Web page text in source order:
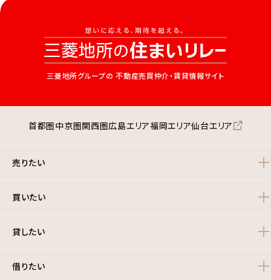
三菱地所グループの 不動産売買仲介・賃貸情報サイト
首都圏中京圏関西圏広島エリア福岡エリア仙台エリア
売りたい
買いたい
貸したい
借りたい